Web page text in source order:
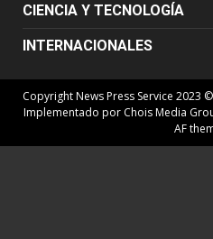
CIENCIA Y TECNOLOGÍA
INTERNACIONALES
Copyright News Press Service 2023
Implementado por Chois Media
AF